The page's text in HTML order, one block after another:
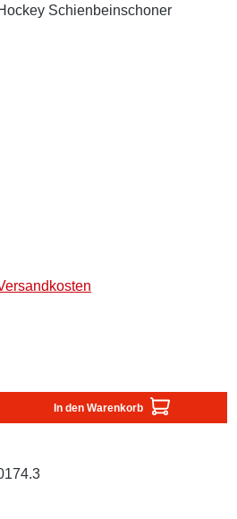
den gewünschten
In den Warenkorb